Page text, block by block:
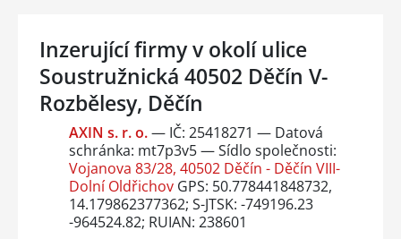
Inzerující firmy v okolí ulice
Soustružnická 40502 Děčín V-
Rozbělesy, Děčín
AXIN s. r. o.— IČ: 25418271 — Datová
schránka: mt7p3v5 — Sídlo společnosti:
Vojanova 83/28, 40502 Děčín - Děčín VIII-
Dolní OldřichovGPS: 50.778441848732,
14.179862377362; S-JTSK: -749196.23
-964524.82; RUIAN: 238601